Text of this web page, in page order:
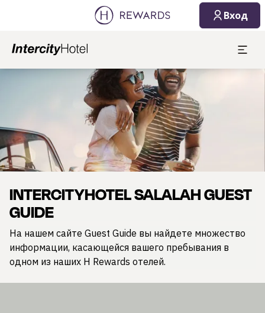
Вход
Слайд 1 из 1
INTERCITYHOTEL SALALAH GUEST
GUIDE
На нашем сайте Guest Guide вы найдете множество
информации, касающейся вашего пребывания в
одном из наших H Rewards отелей.